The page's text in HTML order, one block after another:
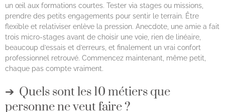
un œil aux formations courtes. Tester via stages ou missions,
prendre des petits engagements pour sentir le terrain. Être
flexible et relativiser enlève la pression. Anecdote, une amie a fait
trois micro-stages avant de choisir une voie, rien de linéaire,
beaucoup d’essais et d’erreurs, et finalement un vrai confort
professionnel retrouvé. Commencez maintenant, même petit,
chaque pas compte vraiment.
Quels sont les 10 métiers que
personne ne veut faire ?